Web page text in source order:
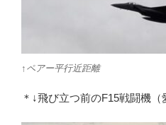
↑ペアー平行近距離
＊↓飛び立つ前のF15戦闘機（